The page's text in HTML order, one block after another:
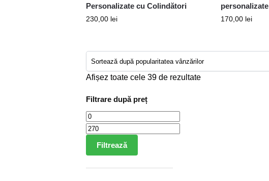
Personalizate cu Colindători
230,00 lei
personalizate
170,00 lei
Afișez toate cele 39 de rezultate
Filtrare după preț
Filtrează